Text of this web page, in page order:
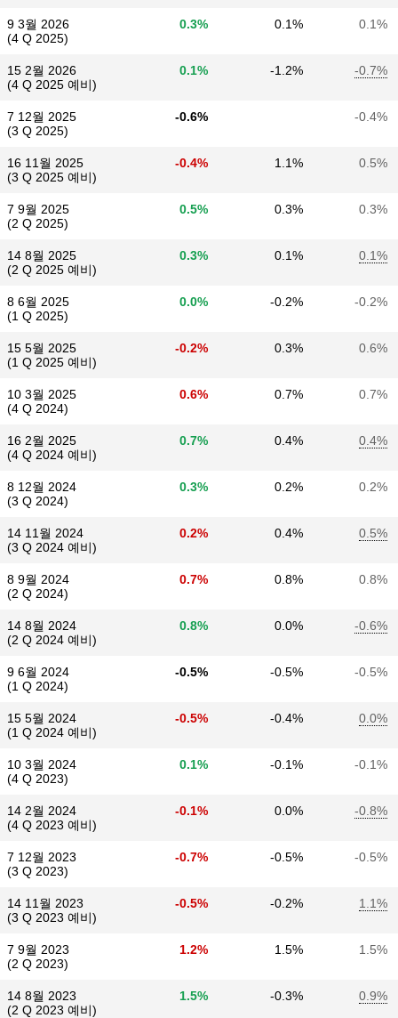
9 3월 2026
(4 Q 2025)
0.3% 0.1% 0.1%
15 2월 2026
(4 Q 2025 예비)
0.1% -1.2% -0.7%
7 12월 2025
(3 Q 2025)
-0.6% -0.4%
16 11월 2025
(3 Q 2025 예비)
-0.4% 1.1% 0.5%
7 9월 2025
(2 Q 2025)
0.5% 0.3% 0.3%
14 8월 2025
(2 Q 2025 예비)
0.3% 0.1% 0.1%
8 6월 2025
(1 Q 2025)
0.0% -0.2% -0.2%
15 5월 2025
(1 Q 2025 예비)
-0.2% 0.3% 0.6%
10 3월 2025
(4 Q 2024)
0.6% 0.7% 0.7%
16 2월 2025
(4 Q 2024 예비)
0.7% 0.4% 0.4%
8 12월 2024
(3 Q 2024)
0.3% 0.2% 0.2%
14 11월 2024
(3 Q 2024 예비)
0.2% 0.4% 0.5%
8 9월 2024
(2 Q 2024)
0.7% 0.8% 0.8%
14 8월 2024
(2 Q 2024 예비)
0.8% 0.0% -0.6%
9 6월 2024
(1 Q 2024)
-0.5% -0.5% -0.5%
15 5월 2024
(1 Q 2024 예비)
-0.5% -0.4% 0.0%
10 3월 2024
(4 Q 2023)
0.1% -0.1% -0.1%
14 2월 2024
(4 Q 2023 예비)
-0.1% 0.0% -0.8%
7 12월 2023
(3 Q 2023)
-0.7% -0.5% -0.5%
14 11월 2023
(3 Q 2023 예비)
-0.5% -0.2% 1.1%
7 9월 2023
(2 Q 2023)
1.2% 1.5% 1.5%
14 8월 2023
(2 Q 2023 예비)
1.5% -0.3% 0.9%